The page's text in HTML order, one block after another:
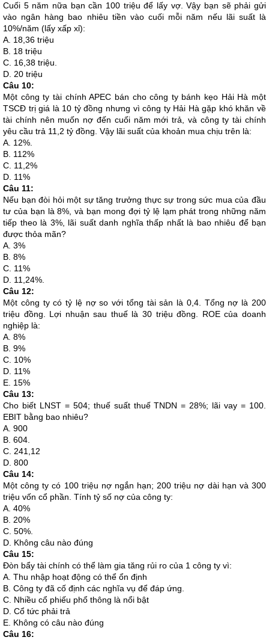
Cuối 5 năm nữa bạn cần 100 triệu để lấy vợ. Vậy bạn sẽ phải gửi
vào ngân hàng bao nhiêu tiền vào cuối mỗi năm nếu lãi suất là
10%/năm (lấy xấp xỉ):
A. 18,36 triệu
B. 18 triệu
C. 16,38 triệu.
D. 20 triệu
Câu 10:
Một công ty tài chính APEC bán cho công ty bánh kẹo Hải Hà một
TSCĐ trị giá là 10 tỷ đồng nhưng vì công ty Hải Hà gặp khó khăn về
tài chính nên muốn nợ đến cuối năm mới trả, và công ty tài chính
yêu cầu trả 11,2 tỷ đồng. Vậy lãi suất của khoản mua chịu trên là:
A. 12%.
B. 112%
C. 11,2%
D. 11%
Câu 11:
Nếu bạn đòi hỏi một sự tăng trưởng thực sự trong sức mua của đầu
tư của bạn là 8%, và bạn mong đợi tỷ lệ lạm phát trong những năm
tiếp theo là 3%, lãi suất danh nghĩa thấp nhất là bao nhiêu để bạn
được thỏa mãn?
A. 3%
B. 8%
C. 11%
D. 11,24%.
Câu 12:
Một công ty có tỷ lệ nợ so với tổng tài sản là 0,4. Tổng nợ là 200
triệu đồng. Lợi nhuận sau thuế là 30 triệu đồng. ROE của doanh
nghiệp là:
A. 8%
B. 9%
C. 10%
D. 11%
E. 15%
Câu 13:
Cho biết LNST = 504; thuế suất thuế TNDN = 28%; lãi vay = 100.
EBIT bằng bao nhiêu?
A. 900
B. 604.
C. 241,12
D. 800
Câu 14:
Một công ty có 100 triệu nợ ngắn hạn; 200 triệu nợ dài hạn và 300
triệu vốn cổ phần. Tính tỷ số nợ của công ty:
A. 40%
B. 20%
C. 50%.
D. Không câu nào đúng
Câu 15:
Đòn bẩy tài chính có thể làm gia tăng rủi ro của 1 công ty vì:
A. Thu nhập hoạt động có thể ổn định
B. Công ty đã cố định các nghĩa vụ để đáp ứng.
C. Nhiều cổ phiếu phổ thông là nổi bật
D. Cổ tức phải trả
E. Không có câu nào đúng
Câu 16: